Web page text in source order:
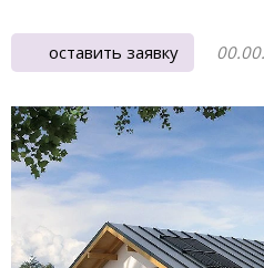
оставить заявку